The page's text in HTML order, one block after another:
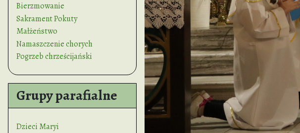
Bierzmowanie
Sakrament Pokuty
Małżeństwo
Namaszczenie chorych
Pogrzeb chrześcijański
Grupy parafialne
Dzieci Maryi